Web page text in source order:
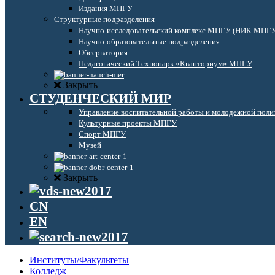
Издания МПГУ
Структурные подразделения
Научно-исследовательский комплекс МПГУ (НИК
Научно-образовательные подразделения
Обсерватория
Педагогический Технопарк «Кванториум» МПГУ
Закрыть
СТУДЕНЧЕСКИЙ МИР
Управление воспитательной работы и молодежной
Культурные проекты МПГУ
Спорт МПГУ
Музей
Закрыть
CN
EN
Институты/Факультеты
Колледж